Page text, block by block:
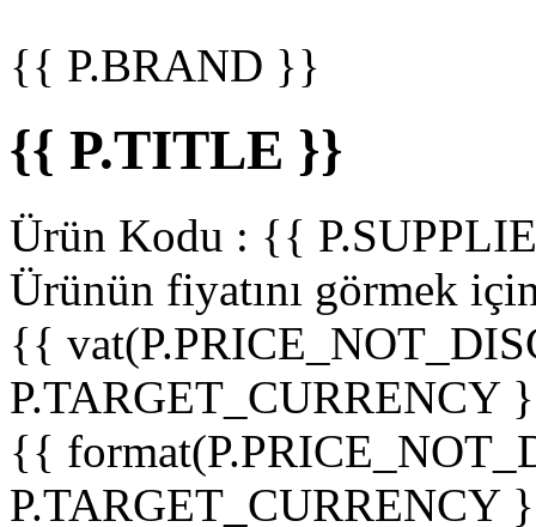
{{ P.BRAND }}
{{ P.TITLE }}
Ürün Kodu : {{
Ürünün fiyatını görmek
{{
P.TARGET_CURRENCY
{{
P.TARGET_CURRENCY